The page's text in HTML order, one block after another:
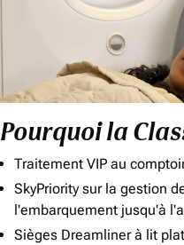
Pourquoi la
Traitement VIP au
SkyPriority sur la gestion
l'embarquement jusqu'à
Sièges Dreamliner à lit